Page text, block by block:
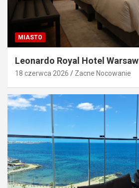
MIASTO
Leonardo Royal Hotel Warsaw
18 czerwca 2026 Zacne Nocowanie